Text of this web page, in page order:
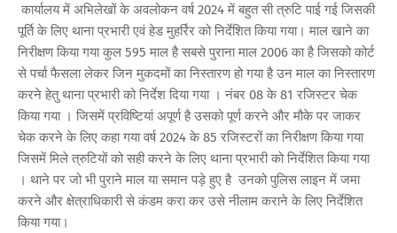
कार्यालय में अभिलेखों के अवलोकन वर्ष 2024 में बहुत सी त्रुटि पाई गई जिसकी
पूर्ति के लिए थाना प्रभारी एवं हेड मुहर्रिर को निर्देशित किया गया। माल खाने का
निरीक्षण किया गया कुल 595 माल है सबसे पुराना माल 2006 का है जिसको कोर्ट
से पर्चा फैसला लेकर जिन मुकदमों का निस्तारण हो गया है उन माल का निस्तारण
करने हेतु थाना प्रभारी को निर्देश दिया गया । नंबर 08 के 81 रजिस्टर चेक
किया गया । जिसमें प्रविष्टियां अपूर्ण है उसको पूर्ण करने और मौके पर जाकर
चेक करने के लिए कहा गया वर्ष 2024 के 85 रजिस्टरों का निरीक्षण किया गया
जिसमें मिले त्रुटियों को सही करने के लिए थाना प्रभारी को निर्देशित किया गया
। थाने पर जो भी पुराने माल या समान पड़े हुए है उनको पुलिस लाइन में जमा
करने और क्षेत्राधिकारी से कंडम करा कर उसे नीलाम कराने के लिए निर्देशित
किया गया।